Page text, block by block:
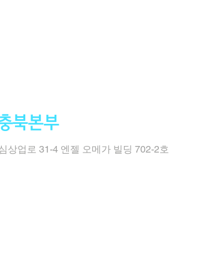
북본부
상업로 31-4 엔젤 오메가 빌딩 702-2호